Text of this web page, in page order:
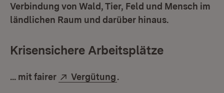
Verbindung von Wald, Tier, Feld und Mensch im
ländlichen Raum und darüber hinaus.
Krisensichere Arbeitsplätze
... mit fairer Extern:
Vergütung.